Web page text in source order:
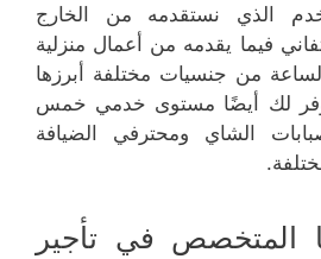
الذي نستقدمه من الخارج
فيما يقدمه من أعمال منزلية
من جنسيات مختلفة أبرزها
ونوفر لك أيضًا مستوى خدمي خمس
الشاي ومحترفي الضيافة
المتخصص في تأجير